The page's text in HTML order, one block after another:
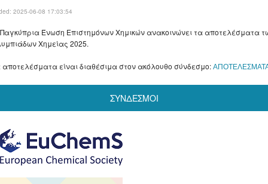
2025-06-08 17:03:54
Ένωση Επιστημόνων Χημικών ανακοινώνει τα αποτελέσματα
Χημείας 2025.
αποτελέσματα είναι διαθέσιμα στον ακόλουθο σύνδεσμο:
ΣΥΝΔΕΣΜΟΙ